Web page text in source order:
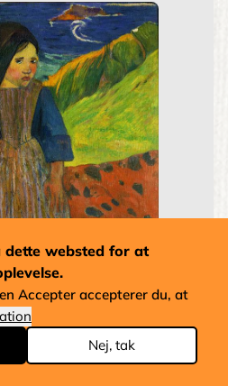
dette websted for at
Accepter accepterer du, at
Nej, tak